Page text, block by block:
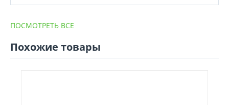
ПОСМОТРЕТЬ ВСЕ
Похожие товары